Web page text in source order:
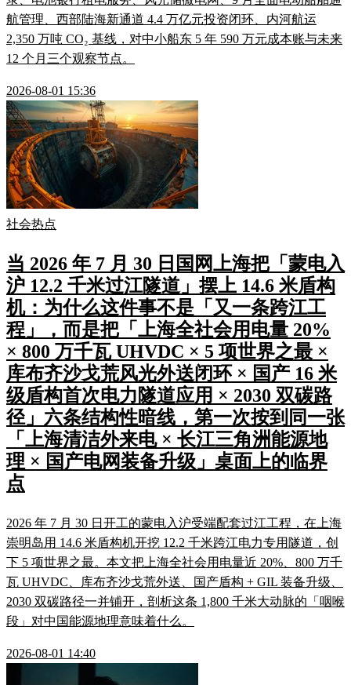
航管理、西部陆海新通道 4.4 万亿元投资闭环、内河航运
2,350 万吨 CO₂ 基线，对中小船东 5 年 590 万元成本账与未来
12 个月三个观察节点。
2026-08-01 15:36
社会热点
当 2026 年 7 月 30 日国网上海把「蒙电入
沪 12.2 千米过江隧道」摆上 14.6 米盾构
机：为什么这件事不是「又一条跨江工
程」，而是把「上海全社会用电量 20%
× 800 万千瓦 UHVDC × 5 项世界之最 ×
库布齐沙戈荒风光外送闭环 × 国产 16 米
级盾构首次电力隧道应用 × 2030 双碳路
径」六条结构性暗线，第一次按到同一张
「上海清洁外来电 × 长江三角洲能源地
理 × 国产电网装备升级」桌面上的临界
点
2026 年 7 月 30 日开工的蒙电入沪受端配套过江工程，在上海
崇明岛用 14.6 米盾构机开挖 12.2 千米跨江电力专用隧道，创
下 5 项世界之最。本文把上海全社会用电量近 20%、800 万千
瓦 UHVDC、库布齐沙戈荒外送、国产盾构 + GIL 装备升级、
2030 双碳路径一并铺开，剖析这条 1,800 千米大动脉的「咽喉
段」对中国能源地理意味着什么。
2026-08-01 14:40